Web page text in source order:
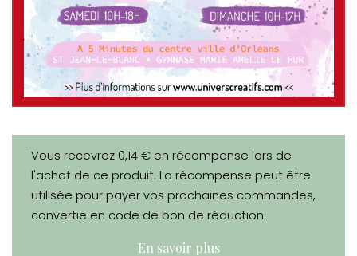
Vous recevrez 0,14 € en récompense lors de
l'achat de ce produit. La récompense peut être
utilisée pour payer vos prochaines commandes,
convertie en code de bon de réduction.
En savoir plus